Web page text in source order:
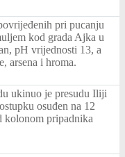
pri pucanju
kod grada Ajka u
pH vrijednosti 13, a
arsena i hroma.
ukinuo je presudu Iliji
osuđen na 12
kolonom pripadnika